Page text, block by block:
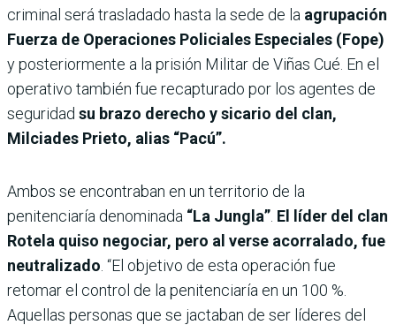
criminal será trasladado hasta la sede de la agrupación
Fuerza de Operaciones Policiales Especiales (Fope)
y posteriormente a la prisión Militar de Viñas Cué. En el
operativo también fue recapturado por los agentes de
seguridad su brazo derecho y sicario del clan,
Milciades Prieto, alias “Pacú”.
Ambos se encontraban en un territorio de la
penitenciaría denominada “La Jungla” El líder del clan
Rotela quiso negociar, pero al verse acorralado, fue
neutralizado . “El objetivo de esta operación fue
retomar el control de la penitenciaría en un 100 %.
Aquellas personas que se jactaban de ser líderes del